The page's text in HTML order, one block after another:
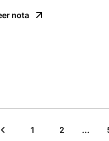
nota
1 2 …